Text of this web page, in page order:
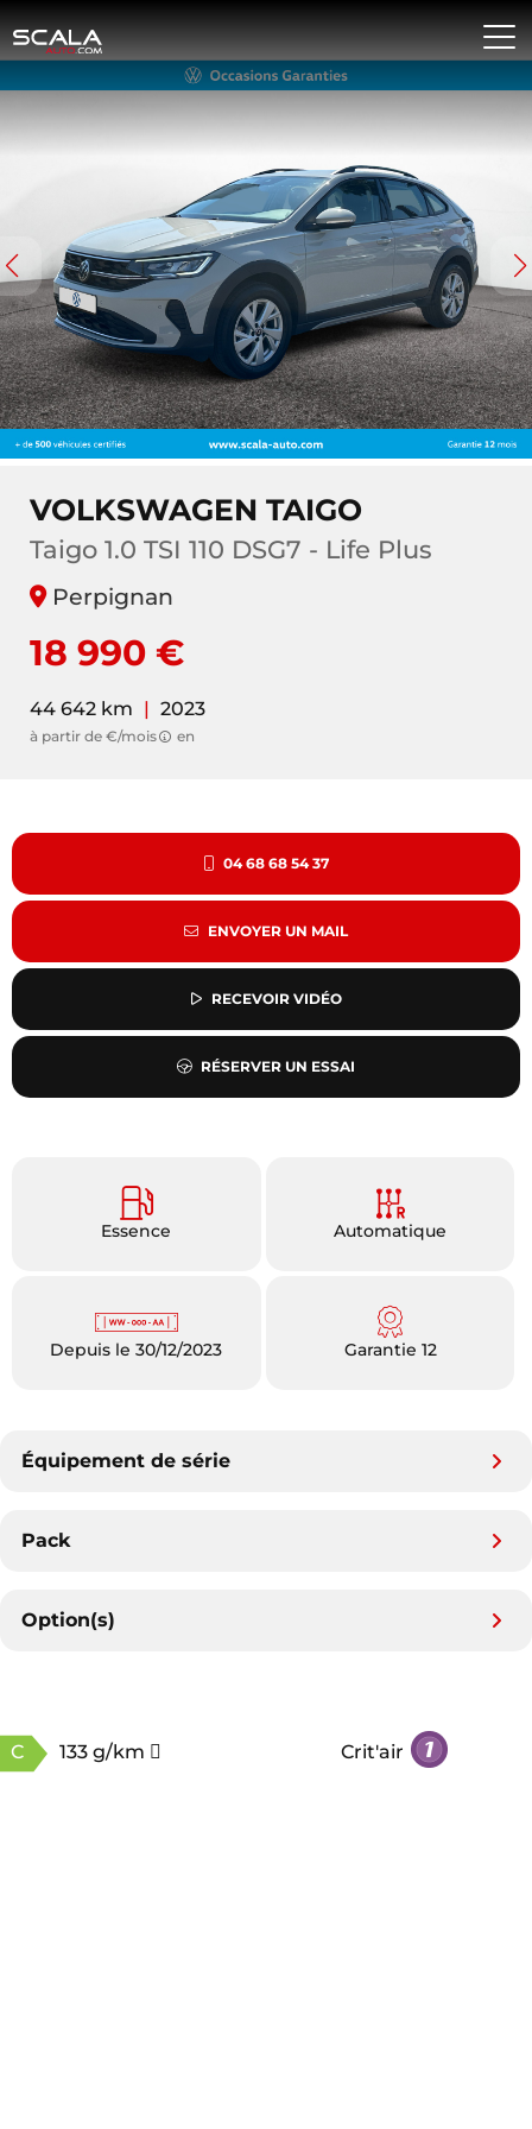
VOLKSWAGEN TAIGO
Taigo 1.0 TSI 110 DSG7 - Life Plus
Perpignan
18 990 €
44 642 km | 2023
à partir de €/mois en
04 68 68 54 37
ENVOYER UN MAIL
RECEVOIR VIDÉO
RÉSERVER UN ESSAI
Essence Automatique
Depuis le 30/12/2023 Garantie 12
Équipement de série
Pack
Option(s)
C 133 g/km Crit'air